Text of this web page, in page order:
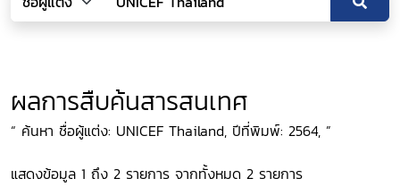
ผลการสืบค้นสารสนเทศ
“ ค้นหา ชื่อผู้แต่ง: UNICEF Thailand, ปีที่พิมพ์: 2564, ”
แสดงข้อมูล 1 ถึง 2 รายการ จากทั้งหมด 2 รายการ